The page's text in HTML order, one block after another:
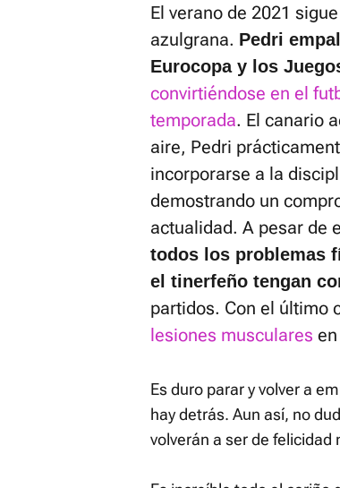
El verano de 2021
azulgrana. Pedri
Eurocopa y los
convirtiéndose en el
temporada. El canario
aire, Pedri
incorporarse a la
demostrando un
actualidad. A pesar de
todos los problemas
el tinerfeño tengan
partidos. Con el último
lesiones musculares
Es duro parar y volver a
hay detrás. Aun así, no
volverán a ser de felicidad